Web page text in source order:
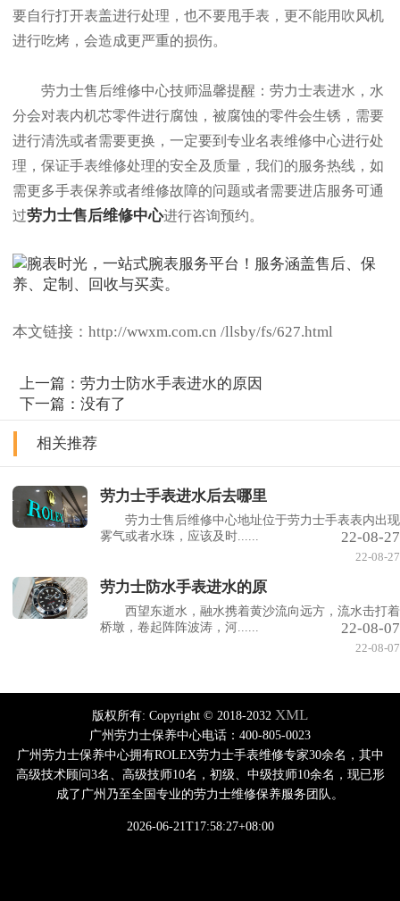
要自行打开表盖进行处理，也不要甩手表，更不能用吹风机
进行吃烤，会造成更严重的损伤。
劳力士售后维修中心技师温馨提醒：劳力士表进水，水
分会对表内机芯零件进行腐蚀，被腐蚀的零件会生锈，需要
进行清洗或者需要更换，一定要到专业名表维修中心进行处
理，保证手表维修处理的安全及质量，我们的服务热线，如
需更多手表保养或者维修故障的问题或者需要进店服务可通
过劳力士售后维修中心进行咨询预约。
本文链接：http://wwxm.com.cn /llsby/fs/627.html
上一篇：劳力士防水手表进水的原因
下一篇：没有了
相关推荐
劳力士手表进水后去哪里
劳力士售后维修中心地址位于劳力士手表表内出现
雾气或者水珠，应该及时......
22-08-27
22-08-27
劳力士防水手表进水的原
西望东逝水，融水携着黄沙流向远方，流水击打着
桥墩，卷起阵阵波涛，河......
22-08-07
22-08-07
版权所有: Copyright © 2018-2032 XML
广州劳力士保养中心电话：400-805-0023
广州劳力士保养中心拥有ROLEX劳力士手表维修专家30余名，其中
高级技术顾问3名、高级技师10名，初级、中级技师10余名，现已形
成了广州乃至全国专业的劳力士维修保养服务团队。
2026-06-21T17:58:27+08:00